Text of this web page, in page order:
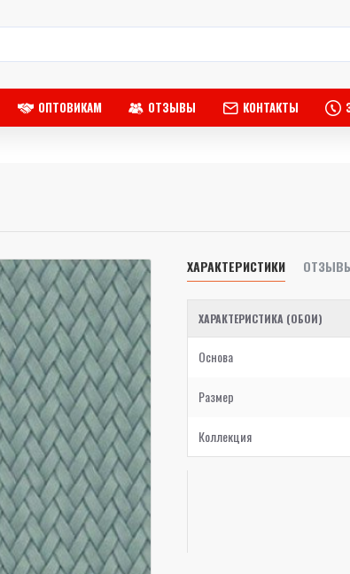
ОПТОВИКАМ ОТЗЫВЫ КОНТАКТЫ
ХАРАКТЕРИСТИКИ
ХАРАКТЕРИСТИКА (ОБОИ)
Основа
Размер
Коллекция